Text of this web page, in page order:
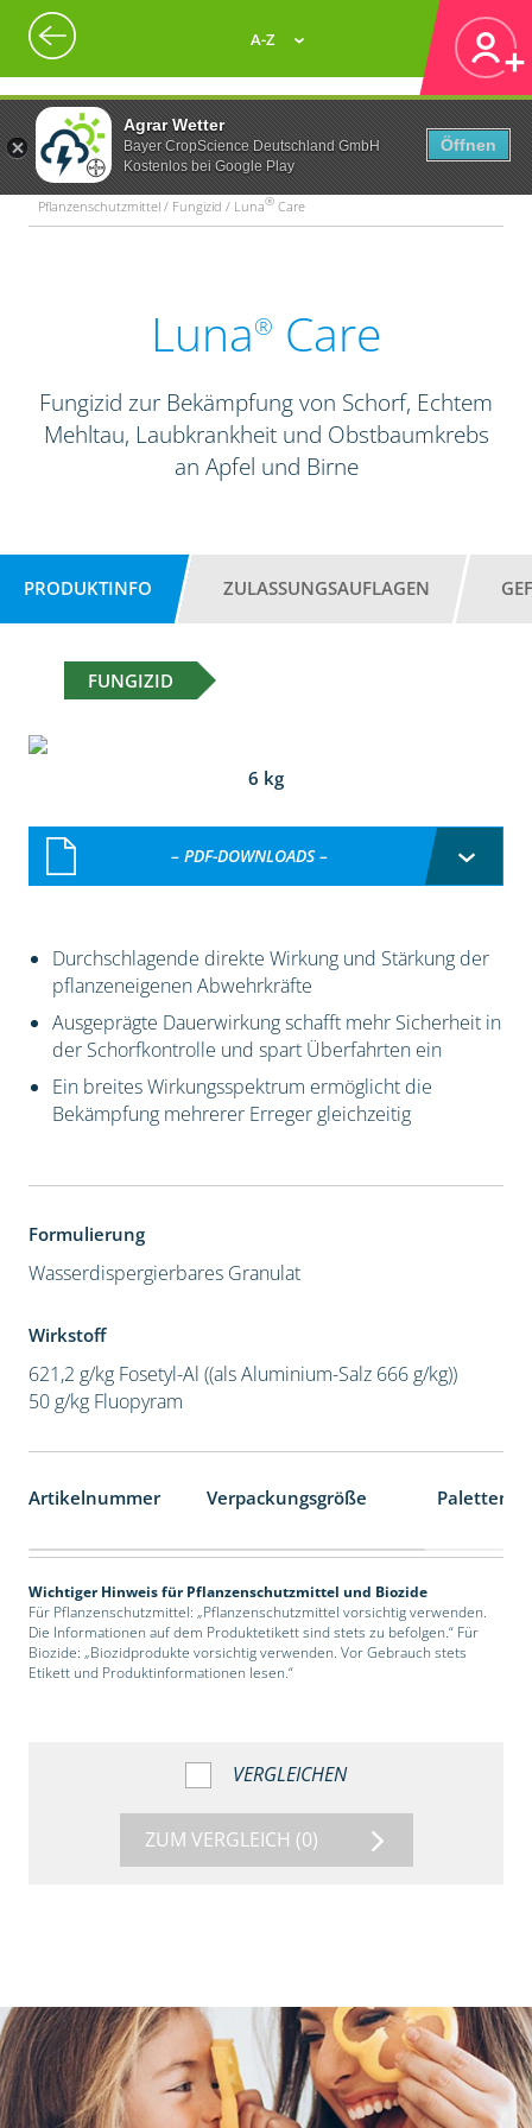
Agrar Wetter
Bayer CropScience Deutschland GmbH
Kostenlos bei Google Play
Öffnen
A-Z
Pflanzenschutzmittel / Fungizid / Luna® Care
Luna® Care
Fungizid zur Bekämpfung von Schorf, Echtem
Mehltau, Laubkrankheit und Obstbaumkrebs
an Apfel und Birne
PRODUKTINFO ZULASSUNGSAUFLAGEN
FUNGIZID
6 kg
– PDF-DOWNLOADS –
Durchschlagende direkte Wirkung und Stärkung der
pflanzeneigenen Abwehrkräfte
Ausgeprägte Dauerwirkung schafft mehr Sicherheit in
der Schorfkontrolle und spart Überfahrten ein
Ein breites Wirkungsspektrum ermöglicht die
Bekämpfung mehrerer Erreger gleichzeitig
Formulierung
Wasserdispergierbares Granulat
Wirkstoff
621,2 g/kg Fosetyl-Al ((als Aluminium-Salz 666 g/kg))
50 g/kg Fluopyram
Artikelnummer Verpackungsgröße
Wichtiger Hinweis für Pflanzenschutzmittel und Biozide
Für Pflanzenschutzmittel: „Pflanzenschutzmittel vorsichtig verwenden.
Die Informationen auf dem Produktetikett sind stets zu befolgen.“ Für
Biozide: „Biozidprodukte vorsichtig verwenden. Vor Gebrauch stets
Etikett und Produktinformationen lesen.“
VERGLEICHEN
ZUM VERGLEICH (0)